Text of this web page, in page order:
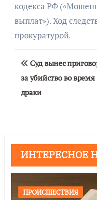
кодекса РФ
выплат»). Ход
прокуратурой.
по
записям
Суд вынес
за убийство во время
драки
ИНТЕРЕСНОЕ
ПРОИСШЕСТВИЯ